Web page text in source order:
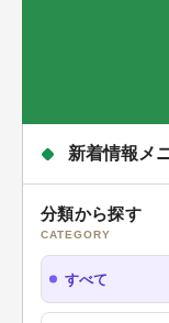
新着情報メ
分類から探す
CATEGORY
すべて